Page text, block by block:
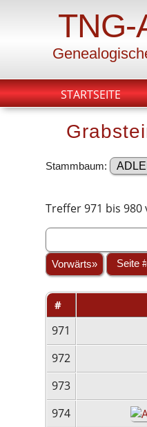
TNG-
STARTSEITE
Stammbaum:
Treffer 971 bis 980
Vorwärts»
#
971
972
973
974